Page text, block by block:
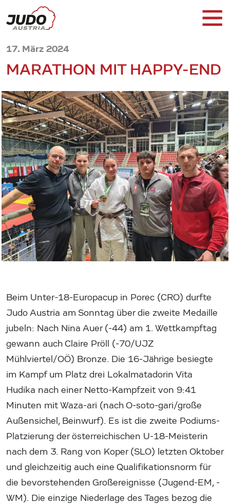
17. März 2024
MARATHON MIT HAPPY-END
Beim Unter-18-Europacup in Porec (CRO) durfte
Judo Austria am Sonntag über die zweite Medaille
jubeln: Nach Nina Auer (-44) am 1. Wettkampftag
gewann auch Claire Pröll (-70/UJZ
Mühlviertel/OÖ) Bronze. Die 16-Jährige besiegte
im Kampf um Platz drei Lokalmatadorin Vita
Hudika nach einer Netto-Kampfzeit von 9:41
Minuten mit Waza-ari (nach O-soto-gari/große
Außensichel, Beinwurf). Es ist die zweite Podiums-
Platzierung der österreichischen U-18-Meisterin
nach dem 3. Rang von Koper (SLO) letzten Oktober
und gleichzeitig auch eine Qualifikationsnorm für
die bevorstehenden Großereignisse (Jugend-EM, -
WM). Die einzige Niederlage des Tages bezog die